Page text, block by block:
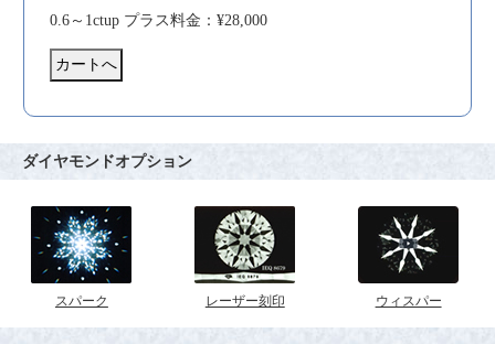
0.6～1ctup プラス料金：¥28,000
ダイヤモンドオプション
スパーク レーザー刻印 ウィスパー